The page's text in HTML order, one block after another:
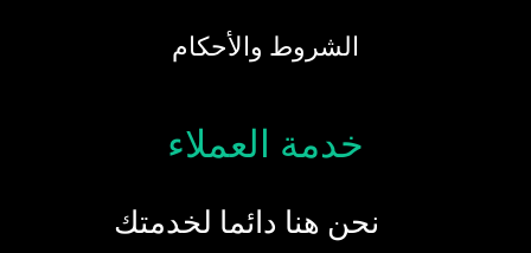
الشروط والأحكام
خدمة العملاء
نحن هنا دائما لخدمتك